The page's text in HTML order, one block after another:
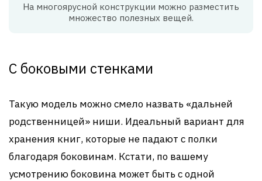
На многоярусной конструкции можно разместить
множество полезных вещей.
С боковыми стенками
Такую модель можно смело назвать «дальней
родственницей» ниши. Идеальный вариант для
хранения книг, которые не падают с полки
благодаря боковинам. Кстати, по вашему
усмотрению боковина может быть с одной